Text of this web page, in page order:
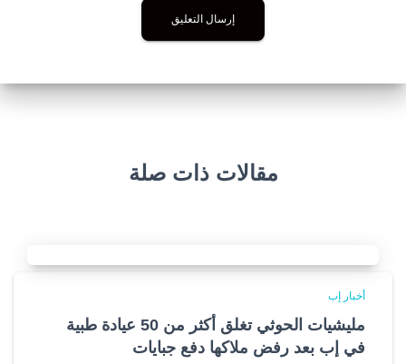
مقالات ذات صلة
أخبار إب
مليشيات الحوثي تغلق أكثر من 50 عيادة طبية
في إب بعد رفض ملاكها دفع جبايات